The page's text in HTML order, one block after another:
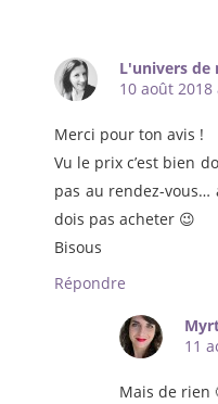
L'univers de
10 août 2018
Merci pour ton avis !
Vu le prix c’est bien
pas au rendez-vous…
dois pas acheter 😉
Bisous
Répondre
11
Mais de rien